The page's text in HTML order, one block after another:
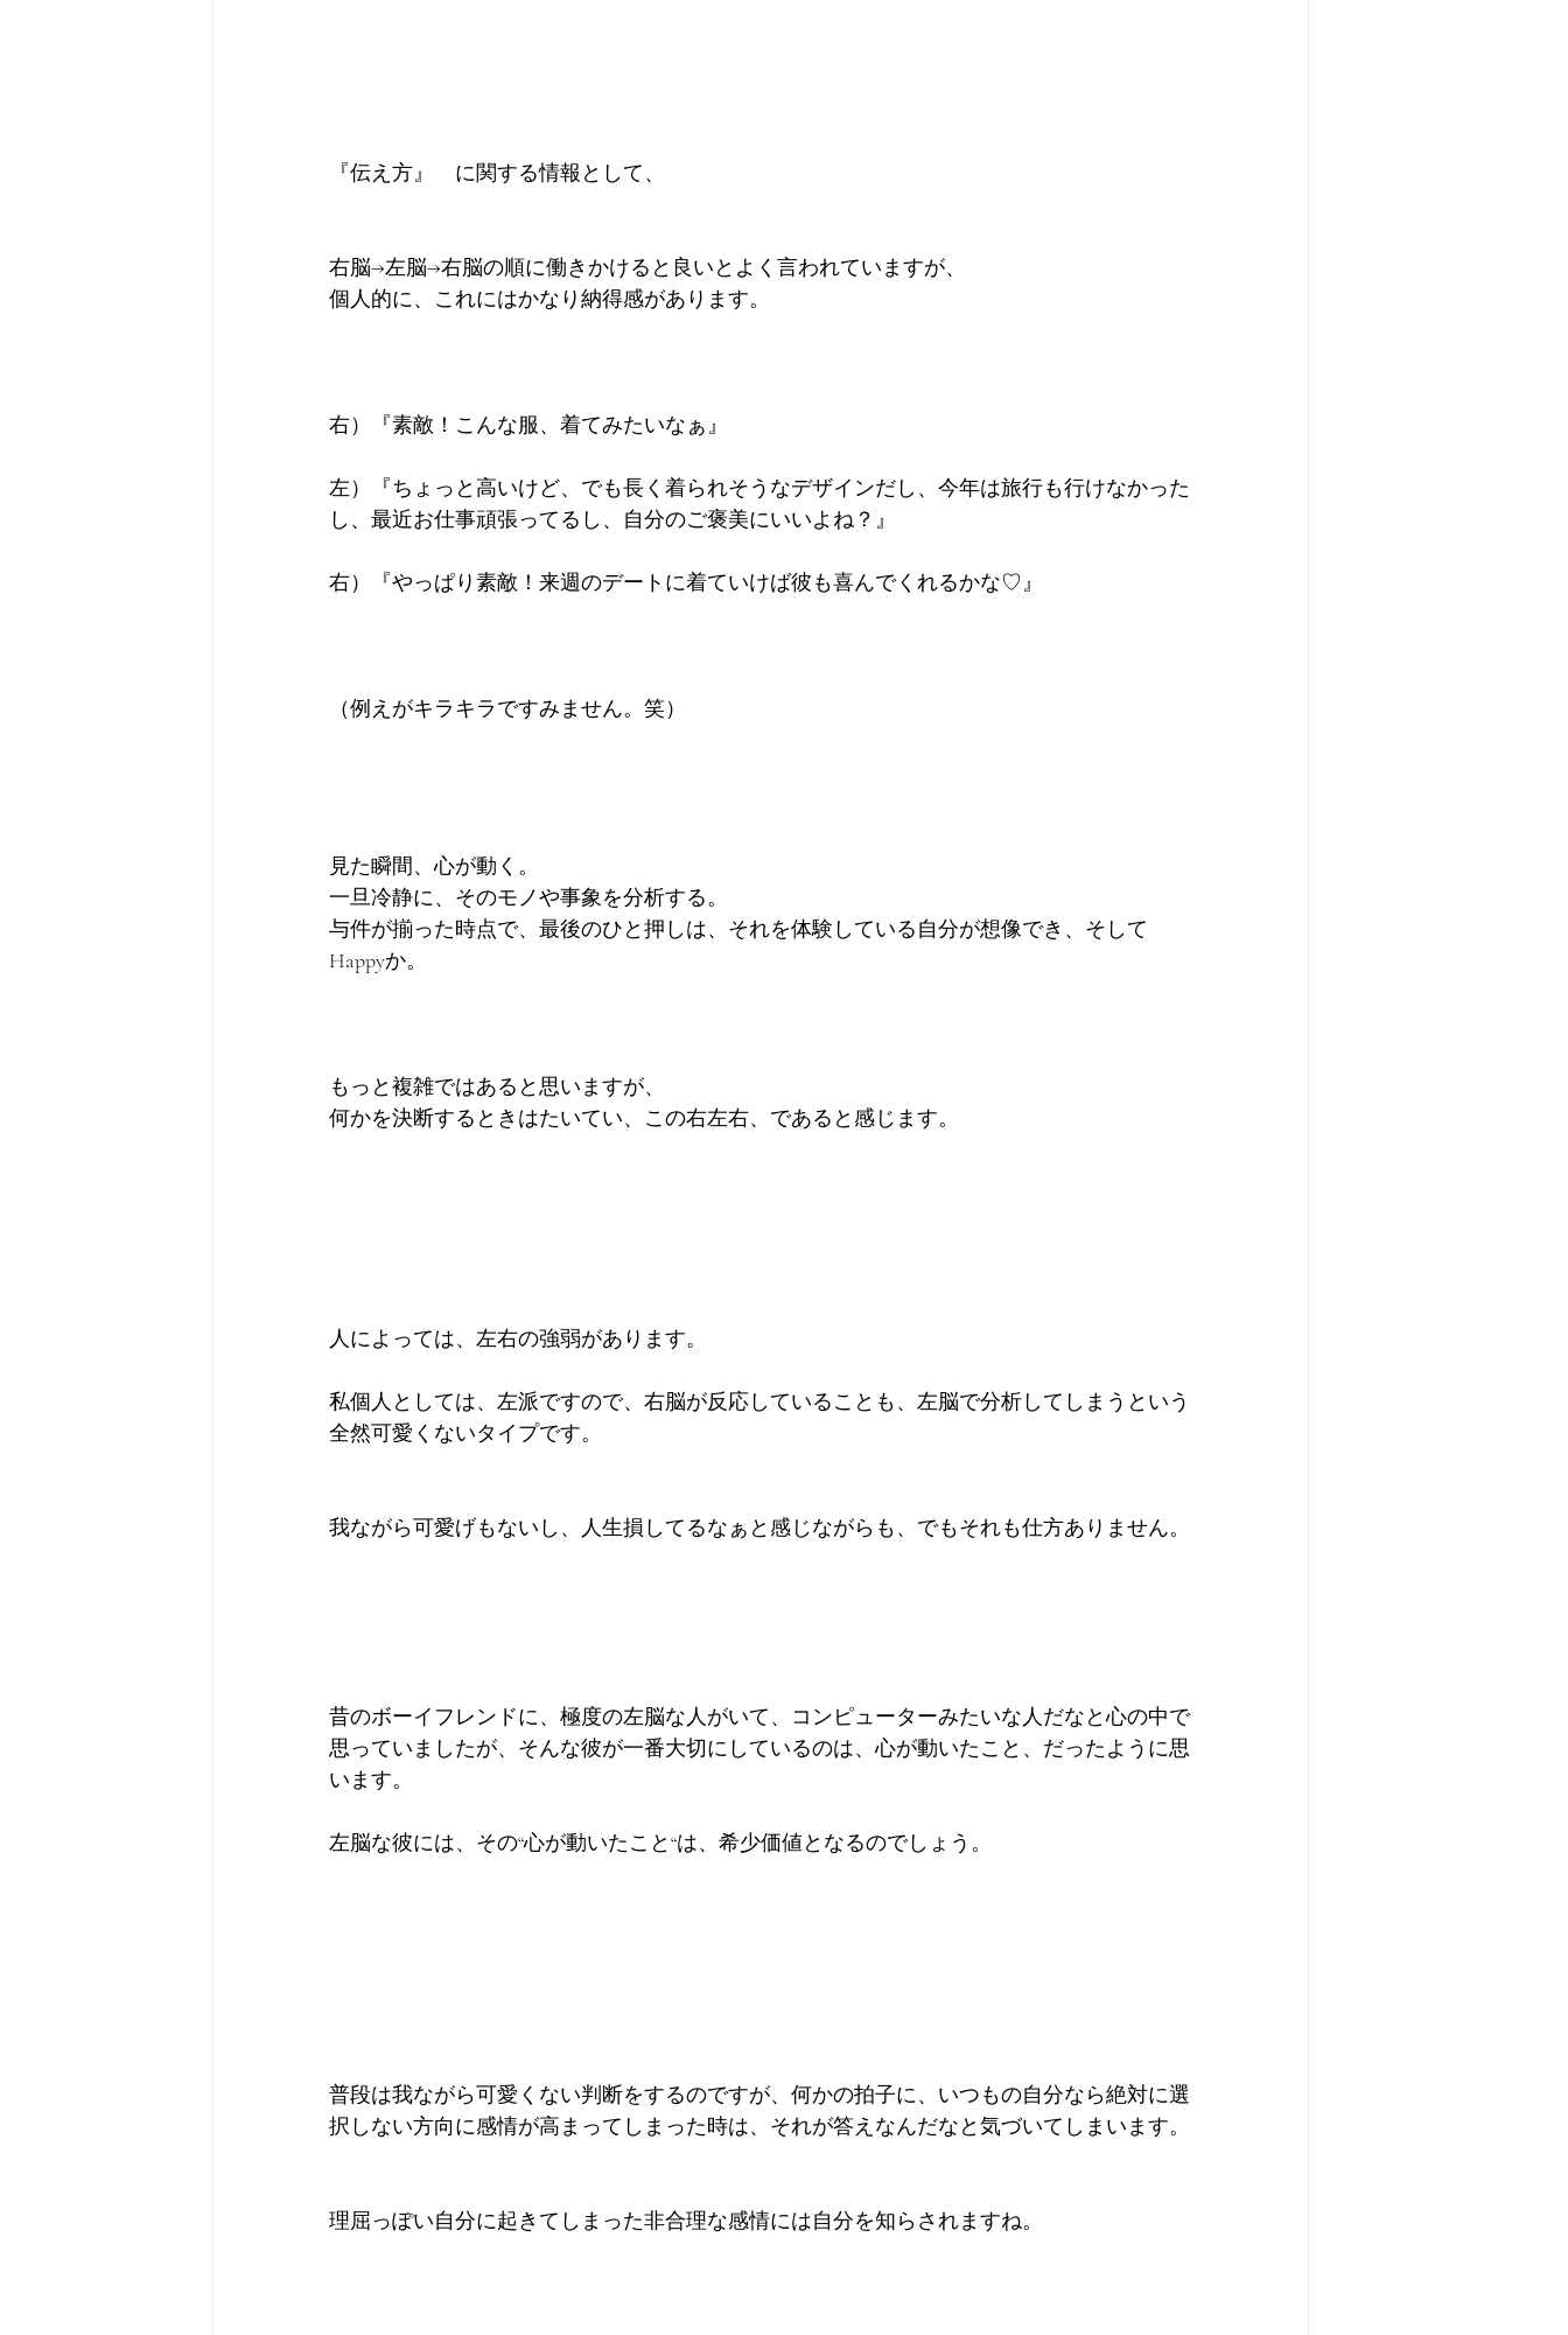
『伝え方』　に関する情報として、
右脳→左脳→右脳の順に働きかけると良いとよく言われていますが、
個人的に、これにはかなり納得感があります。
右）『素敵！こんな服、着てみたいなぁ』
左）『ちょっと高いけど、でも長く着られそうなデザインだし、今年は旅行も行けなかった
し、最近お仕事頑張ってるし、自分のご褒美にいいよね？』
右）『やっぱり素敵！来週のデートに着ていけば彼も喜んでくれるかな♡』
（例えがキラキラですみません。笑）
見た瞬間、心が動く。
一旦冷静に、そのモノや事象を分析する。
与件が揃った時点で、最後のひと押しは、それを体験している自分が想像でき、そして
Happyか。
もっと複雑ではあると思いますが、
何かを決断するときはたいてい、この右左右、であると感じます。
人によっては、左右の強弱があります。
私個人としては、左派ですので、右脳が反応していることも、左脳で分析してしまうという
全然可愛くないタイプです。
我ながら可愛げもないし、人生損してるなぁと感じながらも、でもそれも仕方ありません。
昔のボーイフレンドに、極度の左脳な人がいて、コンピューターみたいな人だなと心の中で
思っていましたが、そんな彼が一番大切にしているのは、心が動いたこと、だったように思
います。
左脳な彼には、その“心が動いたこと“は、希少価値となるのでしょう。
普段は我ながら可愛くない判断をするのですが、何かの拍子に、いつもの自分なら絶対に選
択しない方向に感情が高まってしまった時は、それが答えなんだなと気づいてしまいます。
理屈っぽい自分に起きてしまった非合理な感情には自分を知らされますね。